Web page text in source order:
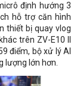
định hướng 3
hỗ trợ căn hình
thiết bị quay vlog
trên ZV-E10 II
điểm, bộ xử lý AI
lượng lớn hơn.